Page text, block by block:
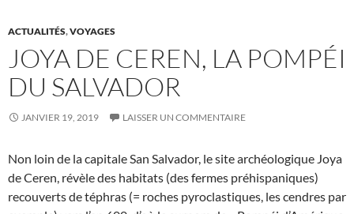
ACTUALITÉS,VOYAGES
JOYA DE CEREN, LA POMPÉI
DU SALVADOR
JANVIER 19, 2019 LAISSER UN COMMENTAIRE
Non loin de la capitale San Salvador, le site archéologique Joya
de Ceren, révèle des habitats (des fermes préhispaniques)
recouverts de téphras (= roches pyroclastiques, les cendres par